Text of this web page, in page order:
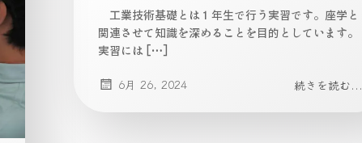
工業技術基礎とは１年生で行う実習です。座学と
関連させて知識を深めることを目的としています。
実習には […]
6月 26, 2024 続きを読む...